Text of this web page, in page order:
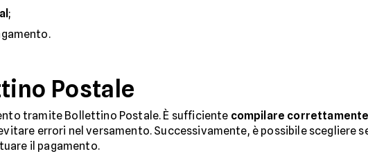
;
Postale
tramite Bollettino Postale. È sufficiente compilare correttamente
errori nel versamento. Successivamente, è possibile scegliere
il pagamento.